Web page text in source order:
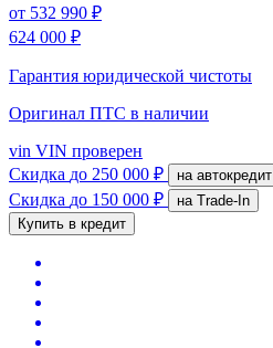
от 532 990 ₽
624 000 ₽
Гарантия юридической чистоты
Оригинал ПТС в наличии
vin VIN проверен
Скидка до 250 000 ₽ на автокредит
Скидка до 150 000 ₽
на Trade-In
Купить в кредит